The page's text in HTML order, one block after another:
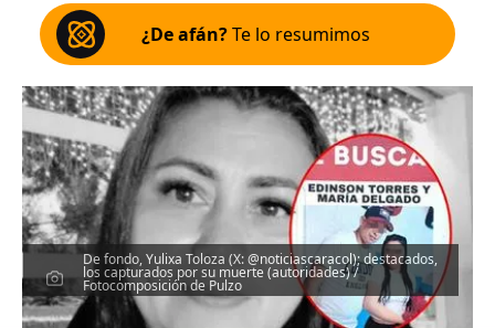
¿De afán?Te lo resumimos
De fondo, Yulixa Toloza (X: @noticiascaracol); destacados,
los capturados por su muerte (autoridades) /
Fotocomposición de Pulzo
Escucha el artículo